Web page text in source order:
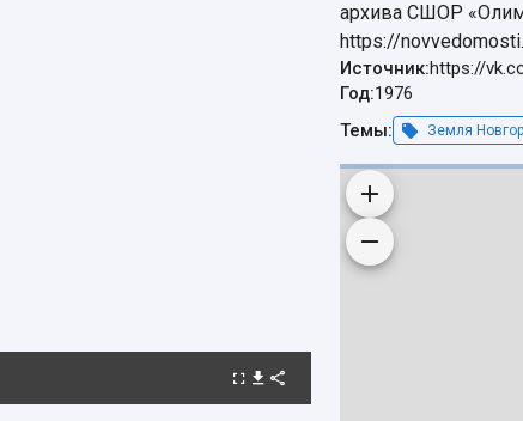
архива СШОР
https://
Источник:https://
Год:1976
Темы:
Земля